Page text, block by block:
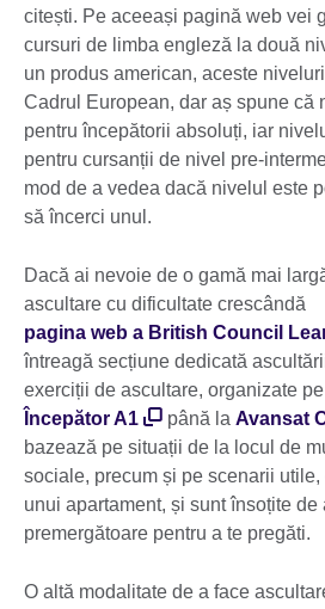
citești. Pe aceeași pagină web vei
cursuri de limba engleză la două
un produs american, aceste
Cadrul European, dar aș spune că
pentru începătorii absoluți, iar
pentru cursanții de nivel pre-
mod de a vedea dacă nivelul este
să încerci unul.
Dacă ai nevoie de o gamă mai
ascultare cu dificultate crescândă
pagina web a British Council
întreagă secțiune dedicată
exerciții de ascultare, organizate
Începător A1
până la Avansat
bazează pe situații de la locul de
sociale, precum și pe scenarii
unui apartament, și sunt însoțite de
premergătoare pentru a te pregăti.
O altă modalitate de a face